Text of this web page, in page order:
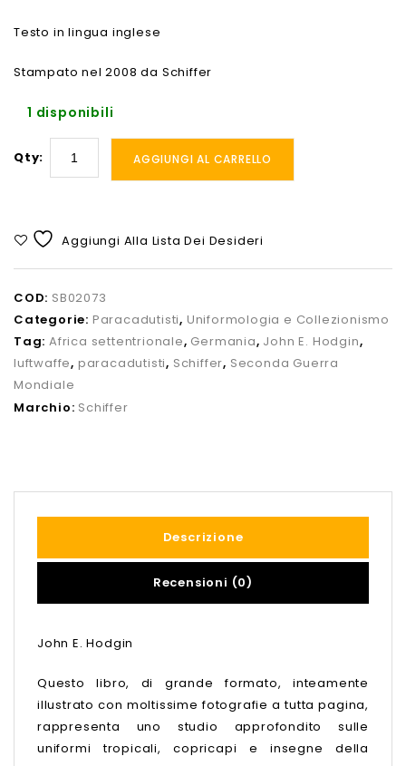
Testo in lingua inglese
Stampato nel 2008 da Schiffer
1 disponibili
Qty: AGGIUNGI AL CARRELLO
Aggiungi Alla Lista Dei Desideri
COD: SB02073
Categorie: Paracadutisti, Uniformologia e Collezionismo
Tag: Africa settentrionale, Germania, John E. Hodgin,
luftwaffe, paracadutisti, Schiffer, Seconda Guerra
Mondiale
Marchio: Schiffer
Descrizione
Recensioni (0)
John E. Hodgin
Questo libro, di grande formato, inteamente
illustrato con moltissime fotografie a tutta pagina,
rappresenta uno studio approfondito sulle
uniformi tropicali, copricapi e insegne della